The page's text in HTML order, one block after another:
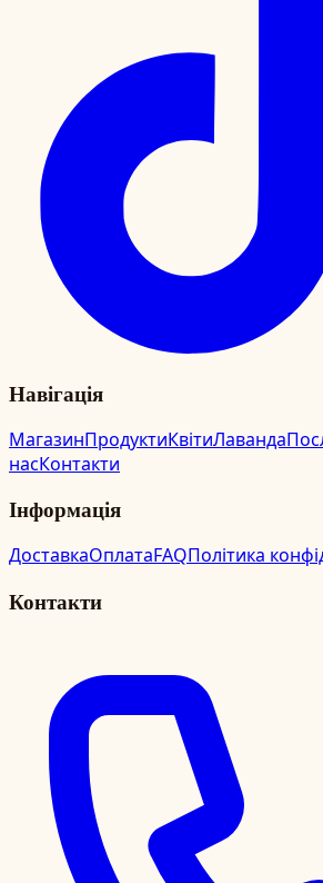
Навігація
МагазинПродуктиКвітиЛаванда
насКонтакти
Інформація
ДоставкаОплатаFAQПолітика
Контакти